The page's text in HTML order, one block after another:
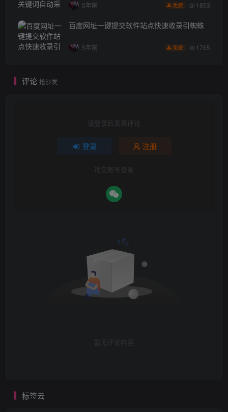
5年前 免费 1853
百度网址一键提交软件站点快速收录引蜘蛛
5年前 免费 1765
评论 抢沙发
请登录后发表评论
登录 注册
社交账号登录
暂无评论内容
标签云